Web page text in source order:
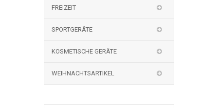
FREIZEIT
SPORTGERÄTE
KOSMETISCHE GERÄTE
WEIHNACHTSARTIKEL